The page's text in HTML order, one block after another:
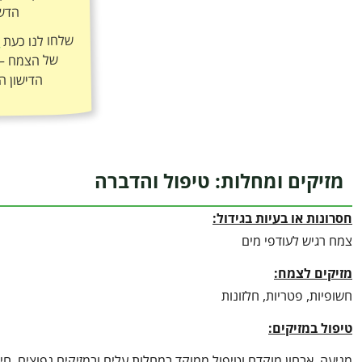
שלחו לנו כעת
הדישון
מזיקים ומחלות: טיפול והדברה
חסרונות או בעיות בגידול:
צמח רגיש לעודפי מים
מזיקים לצמח:
חשופיות, פטריות, חלזונות
טיפול במזיקים: